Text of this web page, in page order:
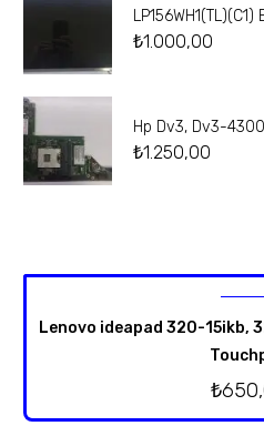
₺1.000,00
Hp Dv3, Dv3-
₺1.250,00
Lenovo ideapad 320-15ikb,
₺